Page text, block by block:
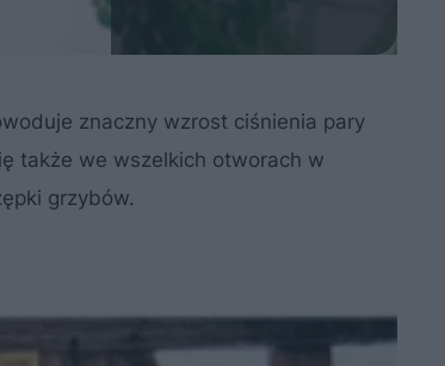
znaczny wzrost ciśnienia pary
także we wszelkich otworach w
grzybów.